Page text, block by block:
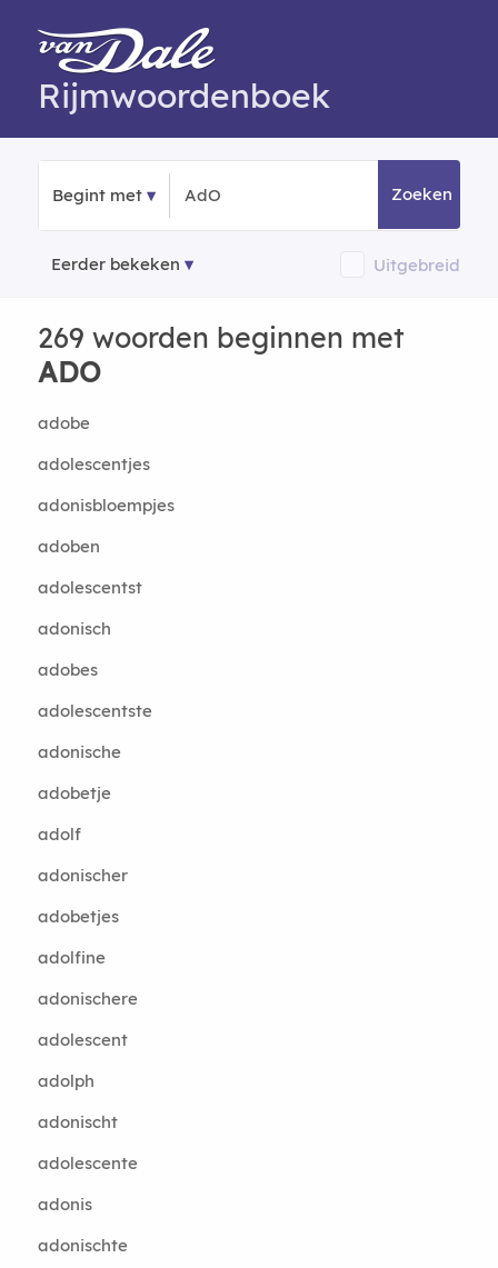
Rijmwoordenboek
Begint met Zoeken
Eerder bekeken Uitgebreid
269 woorden beginnen met
ADO
adobe
adolescentjes
adonisbloempjes
adoben
adolescentst
adonisch
adobes
adolescentste
adonische
adobetje
adolf
adonischer
adobetjes
adolfine
adonischere
adolescent
adolph
adonischt
adolescente
adonis
adonischte